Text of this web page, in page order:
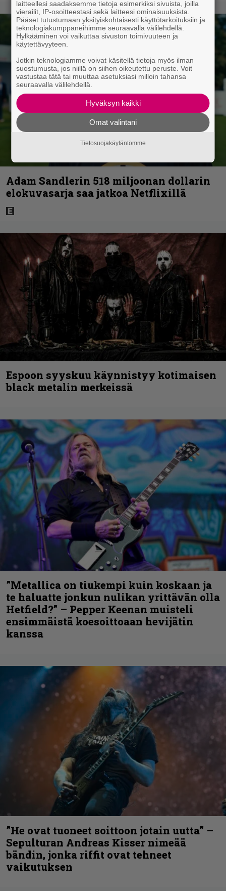
Adam Sandlerin 518 miljoonan dollarin
elokuvasarja saa jatkoa Netflixillä
Espoon syyskuu käynnistyy kotimaisen
black metalin merkeissä
”Metallica on tiukempi kuin koskaan ja
te haluatte jonkun nulikan yrittävän olla
Hetfield?” – Pepper Keenan muisteli
ensimmäistä koesoittoaan hevijätin
kanssa
”He ovat tuoneet soittoon jotain uutta” –
Sepulturan Andreas Kisser nimeää
bändin, jonka riffit ovat tehneet
vaikutuksen
laitteellesi saadaksemme tietoja esimerkiksi sivuista, joilla
vierailit, IP-osoitteestasi sekä laitteesi ominaisuuksista.
Pääset tutustumaan yksityiskohtaisesti käyttötarkoituksiin ja
teknologiakumppaneihimme seuraavalla välilehdellä.
Hylkääminen voi vaikuttaa sivuston toimivuuteen ja
käytettävyyteen.
Jotkin teknologiamme voivat käsitellä tietoja myös ilman
suostumusta, jos niillä on siihen oikeutettu peruste. Voit
vastustaa tätä tai muuttaa asetuksiasi milloin tahansa
seuraavalla välilehdellä.
Hyväksyn kaikki
Omat valintani
Tietosuojakäytäntömme